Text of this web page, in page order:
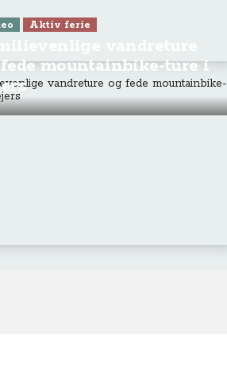
Aktiv ferie
mountainbike-ture i